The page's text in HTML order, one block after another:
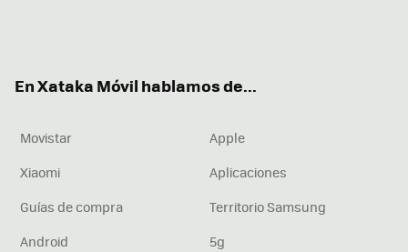
En Xataka Móvil hablamos de...
Movistar
Apple
Xiaomi
Aplicaciones
Guías de compra
Territorio Samsung
Android
5g